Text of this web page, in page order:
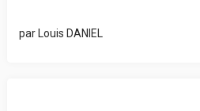
par Louis DANIEL